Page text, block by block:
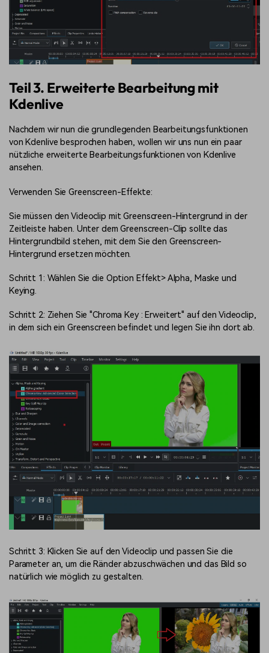
Teil 3. Erweiterte Bearbeitung mit
Kdenlive
Nachdem wir nun die grundlegenden Bearbeitungsfunktionen
von Kdenlive besprochen haben, wollen wir uns nun ein paar
nützliche erweiterte Bearbeitungsfunktionen von Kdenlive
ansehen.
Verwenden Sie Greenscreen-Effekte:
Sie müssen den Videoclip mit Greenscreen-Hintergrund in der
Zeitleiste haben. Unter dem Greenscreen-Clip sollte das
Hintergrundbild stehen, mit dem Sie den Greenscreen-
Hintergrund ersetzen möchten.
Schritt 1: Wählen Sie die Option Effekt> Alpha, Maske und
Keying.
Schritt 2: Ziehen Sie "Chroma Key : Erweitert" auf den Videoclip,
in dem sich ein Greenscreen befindet und legen Sie ihn dort ab.
Schritt 3: Klicken Sie auf den Videoclip und passen Sie die
Parameter an, um die Ränder abzuschwächen und das Bild so
natürlich wie möglich zu gestalten.